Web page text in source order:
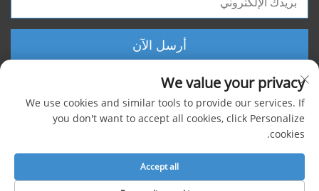
أرسل الآن
We value your privacy
We use cookies and similar tools to provide our services. If
you don't want to accept all cookies, click Personalize
cookies.
Accept all